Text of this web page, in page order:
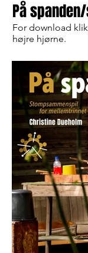
På
For download
højre hjørne.